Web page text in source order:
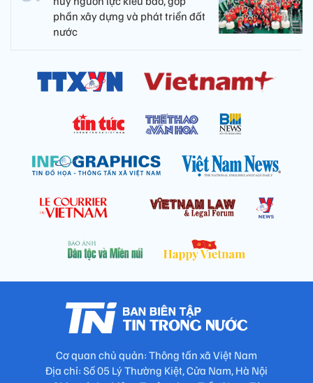
phần xây dựng và phát triển đất
nước
Cơ quan chủ quản: Thông tấn xã Việt Nam
Địa chỉ: Số 05 Lý Thường Kiệt, Cửa Nam, Hà Nội